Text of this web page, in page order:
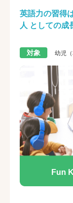
英語力の習得
人 としての成
対象 幼児
Fun